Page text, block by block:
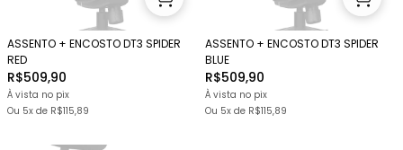
ASSENTO + ENCOSTO DT3 SPIDER
RED
R$509,90
À vista no pix
Ou 5x de R$115,89
ASSENTO + ENCOSTO DT3 SPIDER
BLUE
R$509,90
À vista no pix
Ou 5x de R$115,89